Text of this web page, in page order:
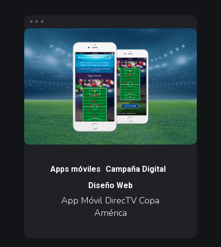
App
Móvil
DirecTV
Copa
América
Móvil
DirecTV
Copa
América
Apps móviles
Campaña Digital
Diseño Web
App Móvil DirecTV Copa
América